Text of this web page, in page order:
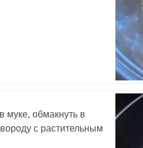
муке, обмакнуть в
с растительным